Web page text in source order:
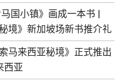
国小镇》画成一本书 |
境》新加坡场新书推介礼
马来西亚秘境》正式推出
西亚